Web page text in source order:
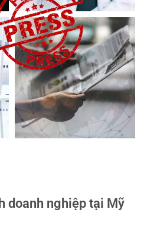
doanh nghiệp tại Mỹ